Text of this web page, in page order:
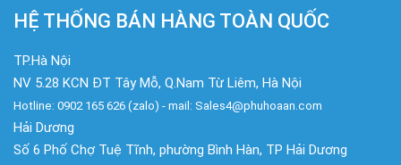
HỆ THỐNG BÁN HÀNG TOÀN QUỐC
TP.Hà Nội
NV 5.28 KCN ĐT Tây Mỗ, Q.Nam Từ Liêm, Hà Nội
Hotline: 0902 165 626 (zalo) - mail: Sales4@phuhoaan.com
Hải Dương
Số 6 Phố Chợ Tuệ Tĩnh, phường Bình Hàn, TP Hải Dương